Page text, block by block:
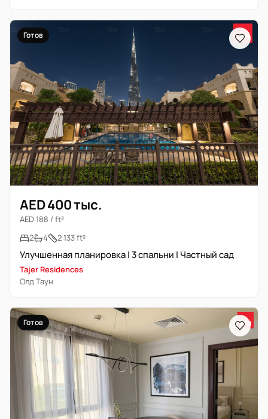
Готов
AED 400 тыс.
AED 188 / ft²
2
4 2 133 ft²
Улучшенная планировка | 3 спальни | Частный сад
Tajer Residences
Олд Таун
Готов